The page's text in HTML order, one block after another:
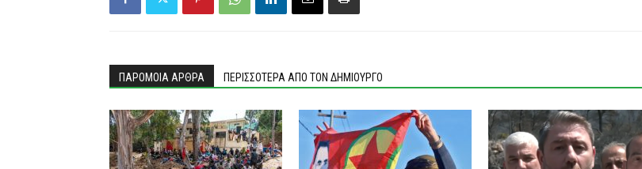
ΠΑΡΟΜΟΙΑ ΑΡΘΡΑ ΠΕΡΙΣΣΟΤΕΡΑ ΑΠΟ ΤΟΝ ΔΗΜΙΟΥΡΓΟ